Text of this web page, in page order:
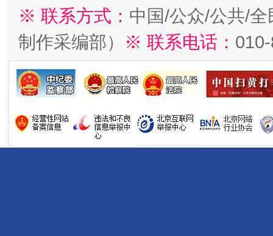
※ 联系方式： 中国/公众/公共/
制作采编部）
※ 联系电话：